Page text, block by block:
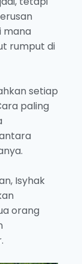
mana
rumput di
setiap
paling
Isyhak
orang